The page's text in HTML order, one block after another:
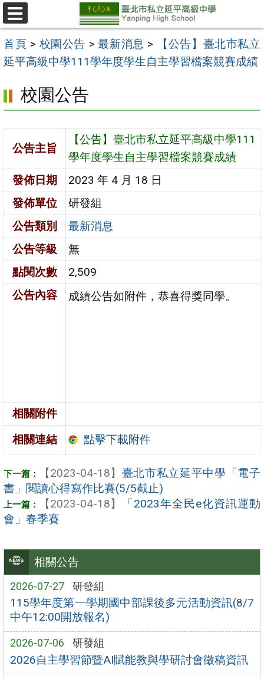
跳
至
主
要
區
選
單
首頁 > 校園公告 >最新消息 >
【公告】臺北市私立
延平高級中學111學年度學生自主學習檔案競賽成績
相關公告
2026-07-27 研發組
115學年度第一學期國中部課後多元活動資訊(8/7
中午12:00開放報名)
2026-07-06 研發組
2026自主學習節暨AI賦能教與學研討會徵稿資訊
校園公告
公告主旨
【公告】臺北市私立延平高級中學111
學年度學生自主學習檔案競賽成績
發佈日期
2023 年 4 月 18 日
發佈單位
研發組
公告類別
最新消息
公告等級
無
點閱次數
2,509
公告內容
成績公告如附件，恭喜得獎同學。
相關附件
相關連結
點擊下載附件
【2023-04-18】 臺北市私立延平中學「電子
書」閱讀心得寫作比賽(5/5截止)
【2023-04-18】
「2023年全民e化資訊運動
會」春季賽